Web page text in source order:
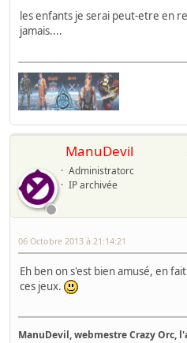
les enfants je serai peut-etre en
jamais....
ManuDevil
Administratorc
IP archivée
06 Octobre 2013 à 21:14:21
Eh ben on s'est bien amusé, en
ces jeux.
ManuDevil, webmestre Crazy Orc,